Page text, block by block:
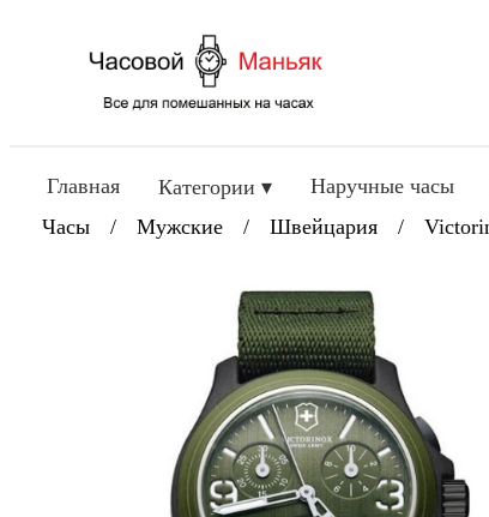
Главная Категории ▾ Наручные часы
Часы
/ Мужские / Швейцария /